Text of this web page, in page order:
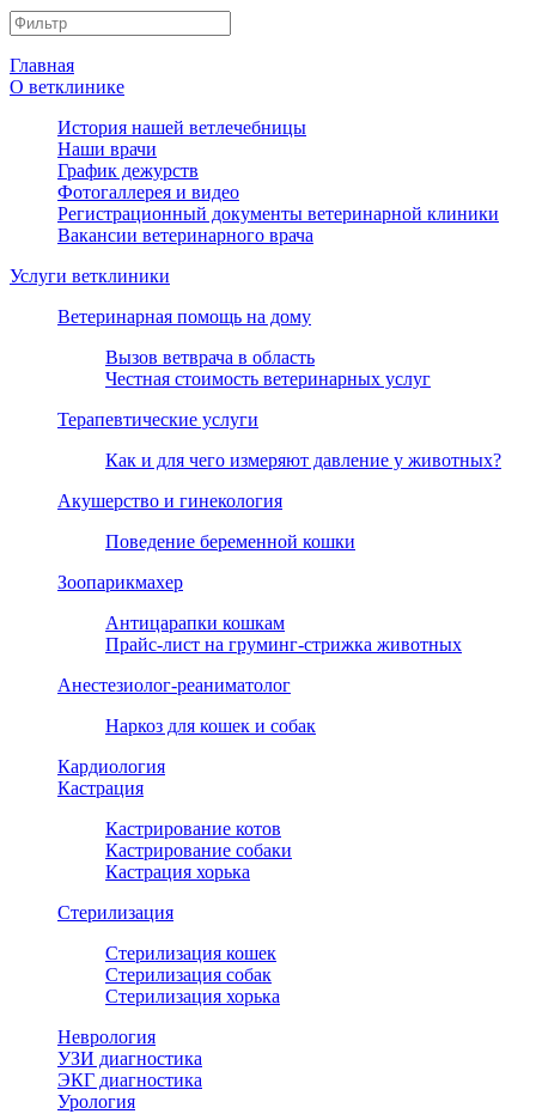
Главная
О ветклинике
История нашей ветлечебницы
Наши врачи
График дежурств
Фотогаллерея и видео
Регистрационный документы ветеринарной клиники
Вакансии ветеринарного врача
Услуги ветклиники
Ветеринарная помощь на дому
Вызов ветврача в область
Честная стоимость ветеринарных услуг
Терапевтические услуги
Как и для чего измеряют давление у животных?
Акушерство и гинекология
Поведение беременной кошки
Зоопарикмахер
Антицарапки кошкам
Прайс-лист на груминг-стрижка животных
Анестезиолог-реаниматолог
Наркоз для кошек и собак
Кардиология
Кастрация
Кастрирование котов
Кастрирование собаки
Кастрация хорька
Стерилизация
Стерилизация кошек
Стерилизация собак
Стерилизация хорька
Неврология
УЗИ диагностика
ЭКГ диагностика
Урология